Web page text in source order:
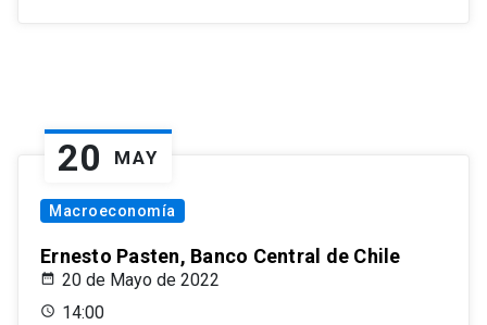
20 MAY
Macroeconomía
Ernesto Pasten, Banco Central de Chile
20 de Mayo de 2022
14:00